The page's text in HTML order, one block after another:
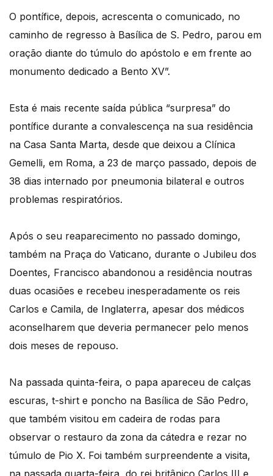
O pontífice, depois, acrescenta o comunicado, no
caminho de regresso à Basílica de S. Pedro, parou em
oração diante do túmulo do apóstolo e em frente ao
monumento dedicado a Bento XV”.
Esta é mais recente saída pública “surpresa” do
pontífice durante a convalescença na sua residência
na Casa Santa Marta, desde que deixou a Clínica
Gemelli, em Roma, a 23 de março passado, depois de
38 dias internado por pneumonia bilateral e outros
problemas respiratórios.
Após o seu reaparecimento no passado domingo,
também na Praça do Vaticano, durante o Jubileu dos
Doentes, Francisco abandonou a residência noutras
duas ocasiões e recebeu inesperadamente os reis
Carlos e Camila, de Inglaterra, apesar dos médicos
aconselharem que deveria permanecer pelo menos
dois meses de repouso.
Na passada quinta-feira, o papa apareceu de calças
escuras, t-shirt e poncho na Basílica de São Pedro,
que também visitou em cadeira de rodas para
observar o restauro da zona da cátedra e rezar no
túmulo de Pio X. Foi também surpreendente a visita,
na passada quarta-feira, do rei britânico Carlos III e